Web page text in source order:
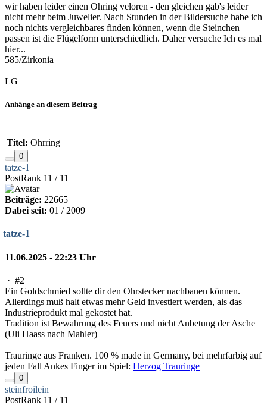
wir haben leider einen Ohring veloren - den gleichen gab's leider
nicht mehr beim Juwelier. Nach Stunden in der Bildersuche habe ich
noch nichts vergleichbares finden können, wenn die Steinchen
passen ist die Flügelform unterschiedlich. Daher versuche Ich es mal
hier...
585/Zirkonia
LG
Anhänge an diesem Beitrag
Titel: Ohrring
0
tatze-1
PostRank 11 / 11
Beiträge: 22665
Dabei seit: 01 / 2009
tatze-1
11.06.2025 - 22:23 Uhr
· #2
Ein Goldschmied sollte dir den Ohrstecker nachbauen können.
Allerdings muß halt etwas mehr Geld investiert werden, als das
Industrieprodukt mal gekostet hat.
Tradition ist Bewahrung des Feuers und nicht Anbetung der Asche
(Uli Haass nach Mahler)
Trauringe aus Franken. 100 % made in Germany, bei mehrfarbig auf
jeden Fall Ankes Finger im Spiel: Herzog Trauringe
0
steinfroilein
PostRank 11 / 11